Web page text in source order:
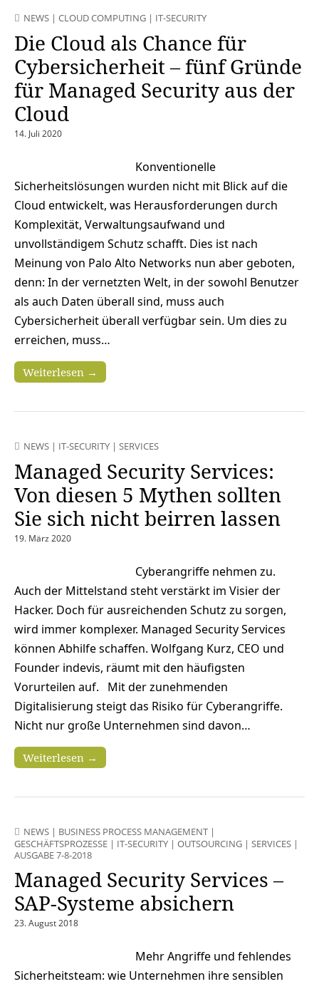
NEWS | CLOUD COMPUTING | IT-SECURITY
Die Cloud als Chance für
Cybersicherheit – fünf Gründe
für Managed Security aus der
Cloud
14. Juli 2020
Konventionelle
Sicherheitslösungen wurden nicht mit Blick auf die
Cloud entwickelt, was Herausforderungen durch
Komplexität, Verwaltungsaufwand und
unvollständigem Schutz schafft. Dies ist nach
Meinung von Palo Alto Networks nun aber geboten,
denn: In der vernetzten Welt, in der sowohl Benutzer
als auch Daten überall sind, muss auch
Cybersicherheit überall verfügbar sein. Um dies zu
erreichen, muss…
Weiterlesen →
NEWS | IT-SECURITY | SERVICES
Managed Security Services:
Von diesen 5 Mythen sollten
Sie sich nicht beirren lassen
19. März 2020
Cyberangriffe nehmen zu.
Auch der Mittelstand steht verstärkt im Visier der
Hacker. Doch für ausreichenden Schutz zu sorgen,
wird immer komplexer. Managed Security Services
können Abhilfe schaffen. Wolfgang Kurz, CEO und
Founder indevis, räumt mit den häufigsten
Vorurteilen auf. Mit der zunehmenden
Digitalisierung steigt das Risiko für Cyberangriffe.
Nicht nur große Unternehmen sind davon…
Weiterlesen →
NEWS | BUSINESS PROCESS MANAGEMENT |
GESCHÄFTSPROZESSE | IT-SECURITY | OUTSOURCING | SERVICES |
AUSGABE 7-8-2018
Managed Security Services –
SAP-Systeme absichern
23. August 2018
Mehr Angriffe und fehlendes
Sicherheitsteam: wie Unternehmen ihre sensiblen